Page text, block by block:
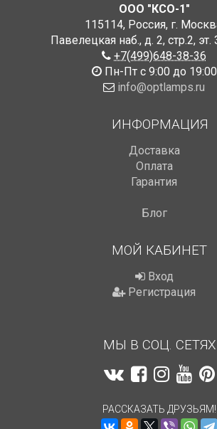
ООО "КСО-1"
115114, Россия, г.
Павелецкая наб., д. 2, стр.2, эт.
+7(499)648-38-36
Пн-Пт с 9:00 до 19:00
info@optlamps.ru
ИНФОРМАЦИЯ
Доставка
Оплата
Гарантия
Блог
МОЙ КАБИНЕТ
Вход
Регистрация
МЫ В СОЦ. СЕТЯХ
РАССКАЗАТЬ ДРУЗЬЯМ!